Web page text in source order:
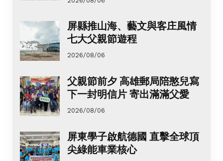
屏縣推山海、藝文與客庄風情
七大父親節遊程
2026/08/06
父親節前夕 高雄郵局陪憨兒寫
下一封明信片 寄出滿滿父愛
2026/08/06
屏東學子啟航德國 直擊全球頂
尖綠能車業核心